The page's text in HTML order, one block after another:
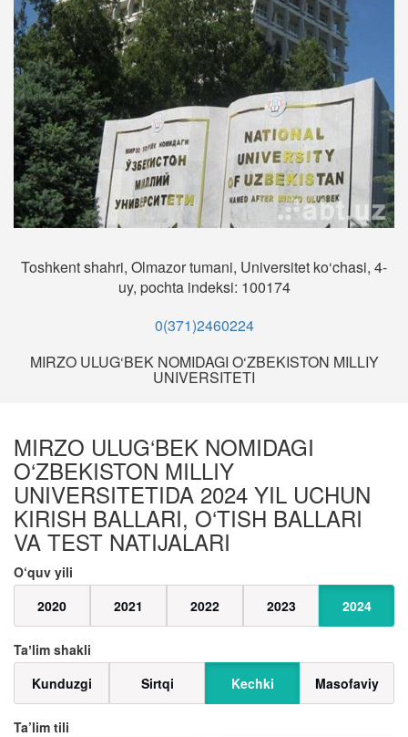
Toshkent shahri, Olmazor tumani, Universitet ko‘chasi, 4-
uy, pochta indeksi: 100174
0(371)2460224
MIRZO ULUG‘BEK NOMIDAGI O‘ZBEKISTON MILLIY
UNIVERSITETI
MIRZO ULUG‘BEK NOMIDAGI
O‘ZBEKISTON MILLIY
UNIVERSITETIDA 2024 YIL UCHUN
KIRISH BALLARI, O‘TISH BALLARI
VA TEST NATIJALARI
O‘quv yili
2020
2021 2022 2023 2024
Taʼlim shakli
Kunduzgi
Sirtqi Kechki Masofaviy
Ta’lim tili